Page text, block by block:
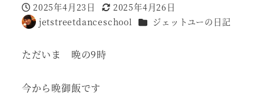
投稿日
2025年4月23日
更新日
2025年4月26日
著
jetstreetdanceschool カテゴリー
ジェットユーの日記
ただいま 晩の9時
今から晩御飯です